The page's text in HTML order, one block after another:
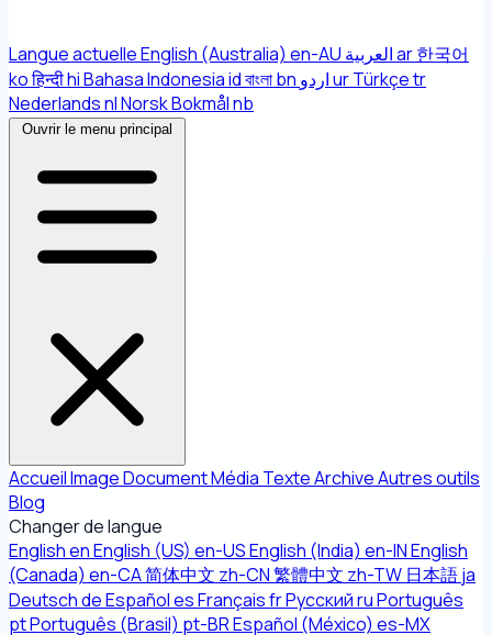
Langue actuelleEnglish (Australia) en-AU العربيةar한국어
koहिन्दीhiBahasa Indonesiaidবাংলাbn اردوurTürkçetr
NederlandsnlNorsk Bokmålnb
Ouvrir le menu principal
AccueilImageDocumentMédia TexteArchiveAutres outils
Blog
Changer de langue
EnglishenEnglish (US) en-USEnglish (India) en-INEnglish
(Canada) en-CA简体中文 zh-CN繁體中文 zh-TW 日本語ja
DeutschdeEspañolesFrançaisfrРусскийruPortuguês
ptPortuguês (Brasil) pt-BREspañol (México) es-MX